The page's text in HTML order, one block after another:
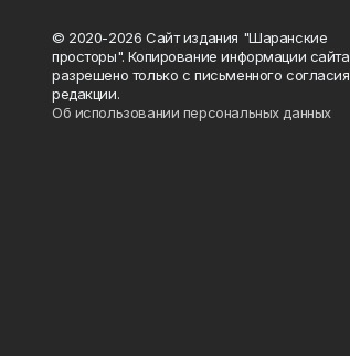
© 2020-2026 Сайт издания "Шаранские
просторы". Копирование информации сайта
разрешено только с письменного согласия
редакции.
Об использовании персональных данных